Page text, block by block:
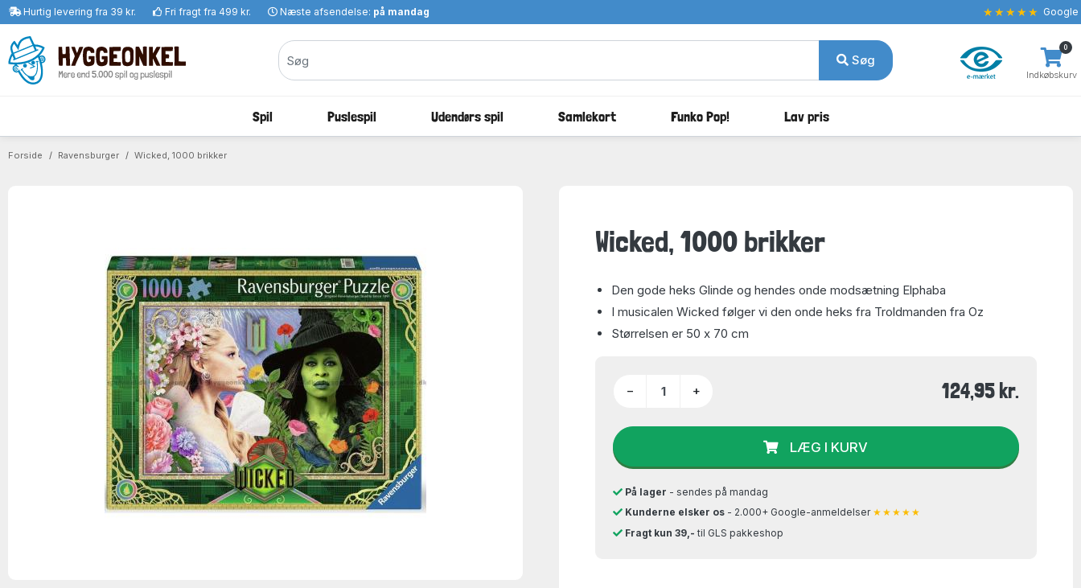
Hurtig levering fra 39 kr. Fri fragt fra 499 kr. Næste afsendelse: på mandag ★★★★★ Google
Søg
Indkøbskurv
0
Spil Puslespil Udendørs spil Samlekort Funko Pop! Lav pris
Forside Ravensburger Wicked, 1000 brikker
Wicked, 1000 brikker
Den gode heks Glinde og hendes onde modsætning Elphaba
I musicalen Wicked følger vi den onde heks fra Troldmanden fra Oz
Størrelsen er 50 x 70 cm
− + 124,95 kr.
LÆG I KURV
På lager - sendes på mandag
Kunderne elsker os - 2.000+ Google-anmeldelser ★★★★★
Fragt kun 39,- til GLS pakkeshop